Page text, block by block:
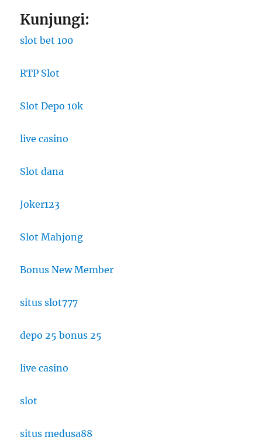
Kunjungi:
slot bet 100
RTP Slot
Slot Depo 10k
live casino
Slot dana
Joker123
Slot Mahjong
Bonus New Member
situs slot777
depo 25 bonus 25
live casino
slot
situs medusa88